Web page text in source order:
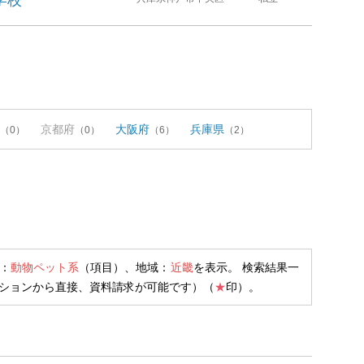
（0） 京都府 （0） 大阪府 （6） 兵庫県 （2）
動物ペット系 （項目）、地域： 近畿を表示。 検索結果一
ョンから直接、資料請求が可能です）（★印）。